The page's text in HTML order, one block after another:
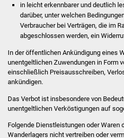
in leicht erkennbarer und deutlich
darüber, unter welchen
Verbraucher bei Verträgen, die im
abgeschlossen werden, ein
In der öffentlichen Ankündigung eines
unentgeltlichen Zuwendungen in Form
einschließlich Preisausschreiben,
ankündigen.
Das Verbot ist insbesondere von
unentgeltlichen Verköstigungen auf
Folgende Dienstleistungen oder Waren
Wanderlagers nicht vertreiben oder